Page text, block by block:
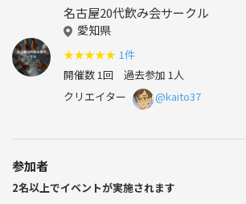
名古屋20代飲み会サークル
愛知県
★★★★★ 1件
開催数 1回 過去参加 1人
クリエイター
@kaito37
参加者
2名以上でイベントが実施されます